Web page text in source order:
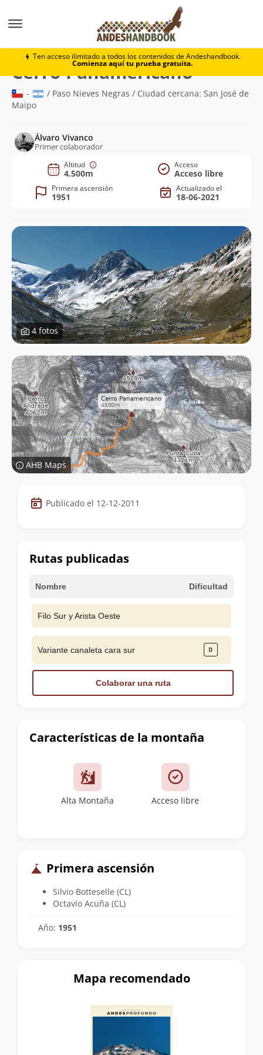
Ten acceso ilimitado a todos los contenidos de Andeshandbook.
Comienza aquí tu prueba gratuita.
Cerro Panamericano
Cerro Panamericano
-
/ Paso Nieves Negras / Ciudad cercana: San José de
Maipo
Álvaro Vivanco
Primer colaborador
Altitud
4.500m
Acceso
Acceso libre
Primera ascensión
1951
Actualizado el
18-06-2021
4 fotos
AHB Maps
Datos
de
cumbre
Publicado el 12-12-2011
Características de la montaña
Alta Montaña Acceso libre
Primera ascensión
Silvio Botteselle (CL)
Octavio Acuña (CL)
Año: 1951
Rutas publicadas
Nombre Dificultad
Filo Sur y Arista Oeste
Variante canaleta cara sur
Colaborar una ruta
Mapa recomendado